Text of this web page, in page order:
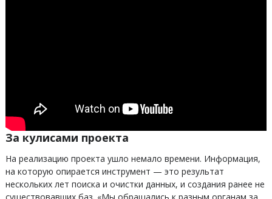
За кулисами проекта
На реализацию проекта ушло немало времени. Информация,
на которую опирается инструмент — это результат
нескольких лет поиска и очистки данных, и создания ранее не